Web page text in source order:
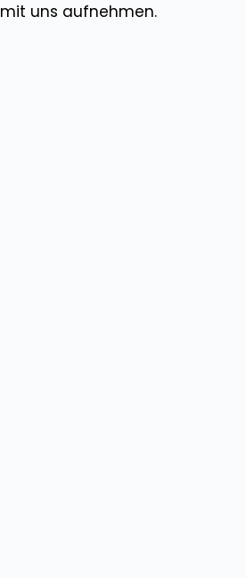
mit uns aufnehmen.